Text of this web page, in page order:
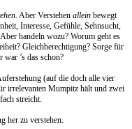
. Aber Verstehen allein bewegt
Interesse, Gefühle, Sehnsucht,
Aber handeln wozu? Worum geht es
Gleichberechtigung? Sorge für
’s das schon?
(auf die doch alle vier
irrelevanten Mumpitz hält und zwei
streicht.
her zu verstehen.